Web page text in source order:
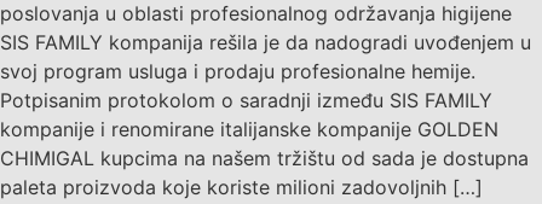
poslovanja u oblasti profesionalnog održavanja higijene
SIS FAMILY kompanija rešila je da nadogradi uvođenjem u
svoj program usluga i prodaju profesionalne hemije.
Potpisanim protokolom o saradnji između SIS FAMILY
kompanije i renomirane italijanske kompanije GOLDEN
CHIMIGAL kupcima na našem tržištu od sada je dostupna
paleta proizvoda koje koriste milioni zadovoljnih […]